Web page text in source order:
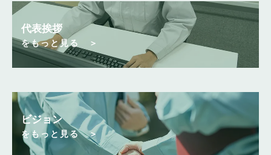
代表挨拶
をもっと見る ＞
ビジョン
をもっと見る ＞